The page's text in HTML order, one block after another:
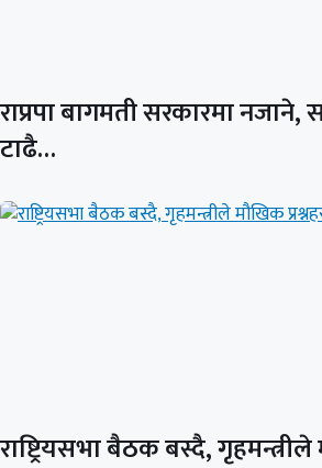
राप्रपा बागमती सरकारमा
टाढै…
राष्ट्रियसभा बैठक बस्दै,